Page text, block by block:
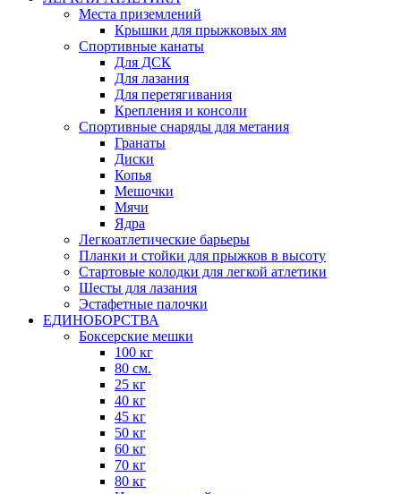
Места приземлений
Крышки для прыжковых ям
Спортивные канаты
Для ДСК
Для лазания
Для перетягивания
Крепления и консоли
Спортивные снаряды для метания
Гранаты
Диски
Копья
Мешочки
Мячи
Ядра
Легкоатлетические барьеры
Планки и стойки для прыжков в высоту
Стартовые колодки для легкой атлетики
Шесты для лазания
Эстафетные палочки
ЕДИНОБОРСТВА
Боксерские мешки
100 кг
80 см.
25 кг
40 кг
45 кг
50 кг
60 кг
70 кг
80 кг